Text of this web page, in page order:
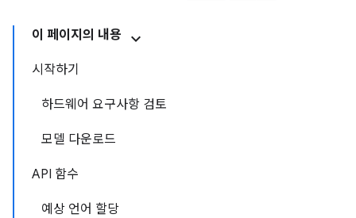
이 페이지의 내용
시작하기
하드웨어 요구사항 검토
모델 다운로드
API 함수
예상 언어 할당